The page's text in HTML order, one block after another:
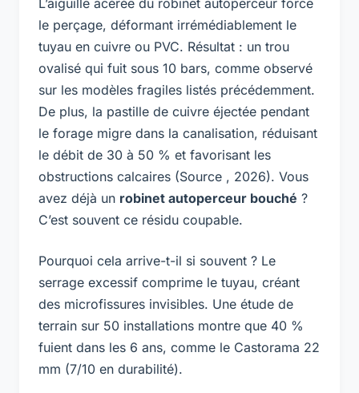
le perçage, déformant irrémédiablement le
tuyau en cuivre ou PVC. Résultat : un trou
ovalisé qui fuit sous 10 bars, comme observé
sur les modèles fragiles listés précédemment.
De plus, la pastille de cuivre éjectée pendant
le forage migre dans la canalisation, réduisant
le débit de 30 à 50 % et favorisant les
obstructions calcaires (Source , 2026). Vous
avez déjà un robinet autoperceur bouché ?
C’est souvent ce résidu coupable.
Pourquoi cela arrive-t-il si souvent ? Le
serrage excessif comprime le tuyau, créant
des microfissures invisibles. Une étude de
terrain sur 50 installations montre que 40 %
fuient dans les 6 ans, comme le Castorama 22
mm (7/10 en durabilité).